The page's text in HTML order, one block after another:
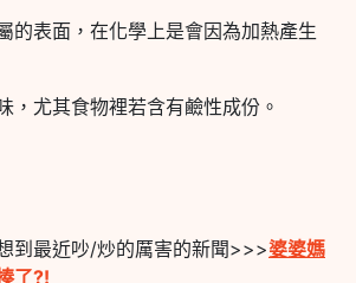
的表面，在化學上是會因為加熱產生
，尤其食物裡若含有鹼性成份。
到最近吵/炒的厲害的新聞>>>婆婆媽
了?!